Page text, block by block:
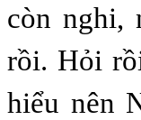
còn nghi,
rồi. Hỏi
hiểu nên